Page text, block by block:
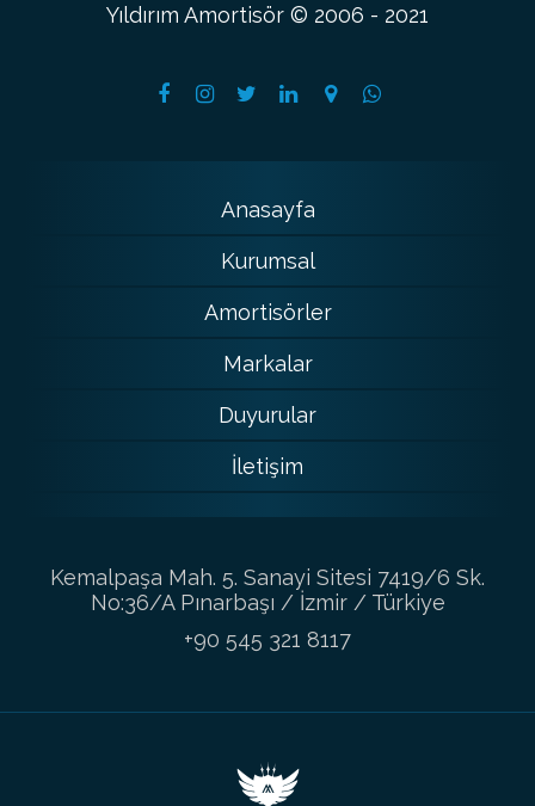
Yıldırım Amortisör © 2006 - 2021
Anasayfa
Kurumsal
Amortisörler
Markalar
Duyurular
İletişim
Kemalpaşa Mah. 5. Sanayi Sitesi 7419/6 Sk.
No:36/A Pınarbaşı / İzmir / Türkiye
+90 545 321 8117